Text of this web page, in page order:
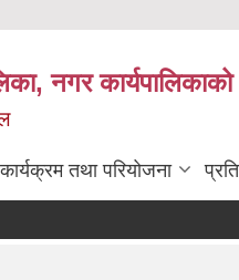
नगर कार्यपालिकाको
कार्यक्रम तथा परियोजना